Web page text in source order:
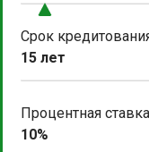
Срок
15 лет
Процентная ставка
10%